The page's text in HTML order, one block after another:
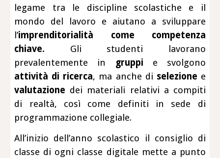
legame tra le discipline scolastiche e il
mondo del lavoro e aiutano a sviluppare
l’imprenditorialità come competenza
chiave. Gli studenti lavorano
prevalentemente in
gruppi e svolgono
attività di ricerca, ma anche di selezione e
valutazione dei materiali relativi a compiti
di realtà, così come definiti in sede di
programmazione collegiale.
All’inizio dell’anno scolastico il consiglio di
classe di ogni classe digitale mette a punto